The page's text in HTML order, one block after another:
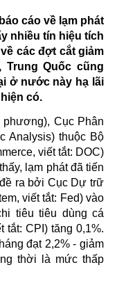
cáo về lạm phát
nhiều tín hiệu tích
các đợt cắt giảm
Trung Quốc cũng
ở nước này hạ lãi
có.
phương), Cục Phân
Analysis) thuộc Bộ
viết tắt: DOC)
lạm phát đã tiến
ra bởi Cục Dự trữ
viết tắt: Fed) vào
tiêu tiêu dùng cá
tắt: CPI) tăng 0,1%.
đạt 2,2% - giảm
thời là mức thấp